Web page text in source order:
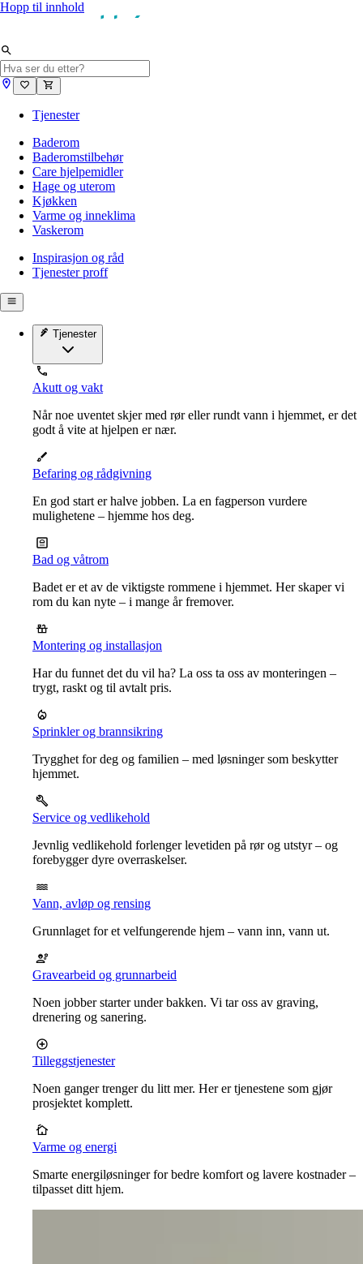
Hopp til innhold
Tjenester
Baderom
Baderomstilbehør
Care hjelpemidler
Hage og uterom
Kjøkken
Varme og inneklima
Vaskerom
Inspirasjon og råd
Tjenester proff
Tjenester
Akutt og vakt
Når noe uventet skjer med rør eller rundt vann i hjemmet, er det
godt å vite at hjelpen er nær.
Befaring og rådgivning
En god start er halve jobben. La en fagperson vurdere
mulighetene – hjemme hos deg.
Bad og våtrom
Badet er et av de viktigste rommene i hjemmet. Her skaper vi
rom du kan nyte – i mange år fremover.
Montering og installasjon
Har du funnet det du vil ha? La oss ta oss av monteringen –
trygt, raskt og til avtalt pris.
Sprinkler og brannsikring
Trygghet for deg og familien – med løsninger som beskytter
hjemmet.
Service og vedlikehold
Jevnlig vedlikehold forlenger levetiden på rør og utstyr – og
forebygger dyre overraskelser.
Vann, avløp og rensing
Grunnlaget for et velfungerende hjem – vann inn, vann ut.
Gravearbeid og grunnarbeid
Noen jobber starter under bakken. Vi tar oss av graving,
drenering og sanering.
Tilleggstjenester
Noen ganger trenger du litt mer. Her er tjenestene som gjør
prosjektet komplett.
Varme og energi
Smarte energiløsninger for bedre komfort og lavere kostnader –
tilpasset ditt hjem.